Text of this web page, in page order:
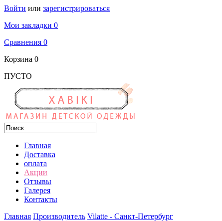
Войти или зарегистрироваться
Мои закладки 0
Сравнения 0
Корзина 0
ПУСТО
Главная
Доставка
оплата
Акции
Отзывы
Галерея
Контакты
Главная Производитель Vilatte - Санкт-Петербург